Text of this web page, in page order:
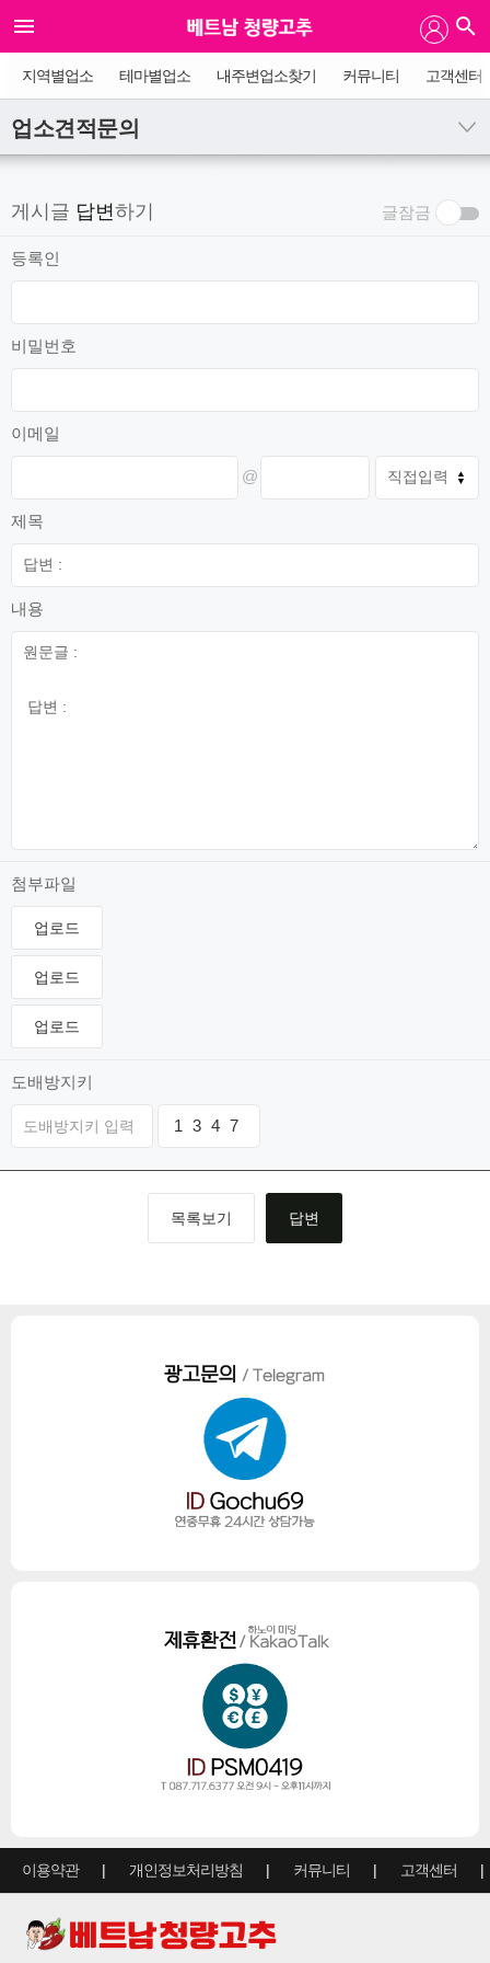
지역별업소 테마별업소 내주변업소찾기 커뮤니티 고객센터
업소견적문의
게시글 답변하기 글잠금
등록인
비밀번호
이메일
@
제목
내용
첨부파일
업로드
업로드
업로드
도배방지키
1 3 4 7
목록보기 답변
이용약관 개인정보처리방침 커뮤니티 고객센터